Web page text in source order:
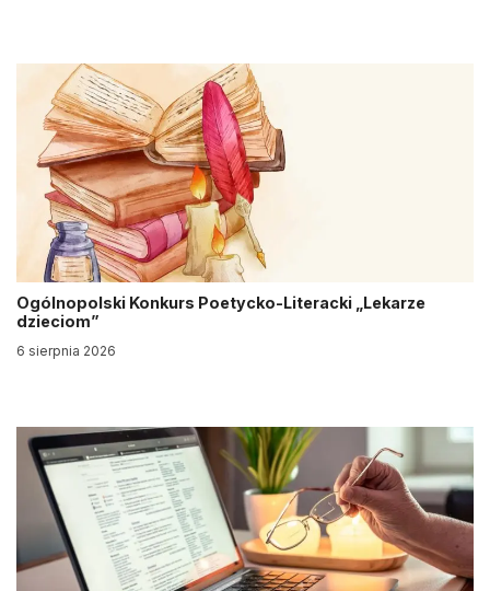
Ogólnopolski Konkurs Poetycko-Literacki „Lekarze
dzieciom”
6 sierpnia 2026